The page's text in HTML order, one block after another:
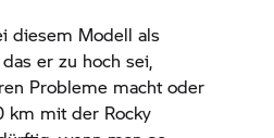
diesem Modell als
er zu hoch sei,
Probleme macht oder
km mit der Rocky